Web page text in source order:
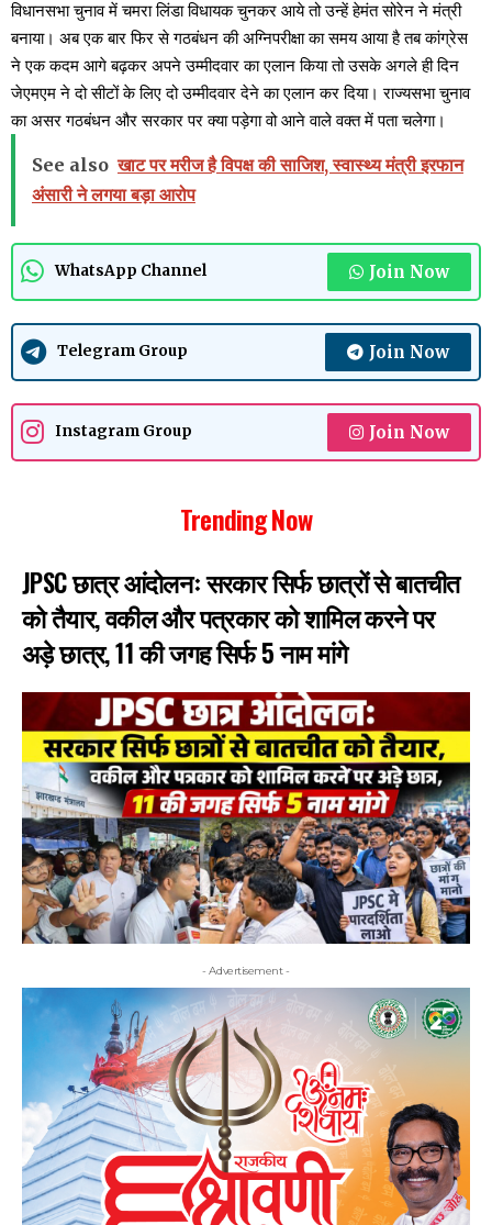
विधानसभा चुनाव में चमरा लिंडा विधायक चुनकर आये तो उन्हें हेमंत सोरेन ने मंत्री
बनाया। अब एक बार फिर से गठबंधन की अग्निपरीक्षा का समय आया है तब कांग्रेस
ने एक कदम आगे बढ़कर अपने उम्मीदवार का एलान किया तो उसके अगले ही दिन
जेएमएम ने दो सीटों के लिए दो उम्मीदवार देने का एलान कर दिया। राज्यसभा चुनाव
का असर गठबंधन और सरकार पर क्या पड़ेगा वो आने वाले वक्त में पता चलेगा।
See also खाट पर मरीज है विपक्ष की साजिश, स्वास्थ्य मंत्री इरफान
अंसारी ने लगया बड़ा आरोप
WhatsApp Channel Join Now
Telegram Group Join Now
Instagram Group Join Now
Trending Now
JPSC छात्र आंदोलनः सरकार सिर्फ छात्रों से बातचीत
को तैयार, वकील और पत्रकार को शामिल करने पर
अड़े छात्र, 11 की जगह सिर्फ 5 नाम मांगे
- Advertisement -